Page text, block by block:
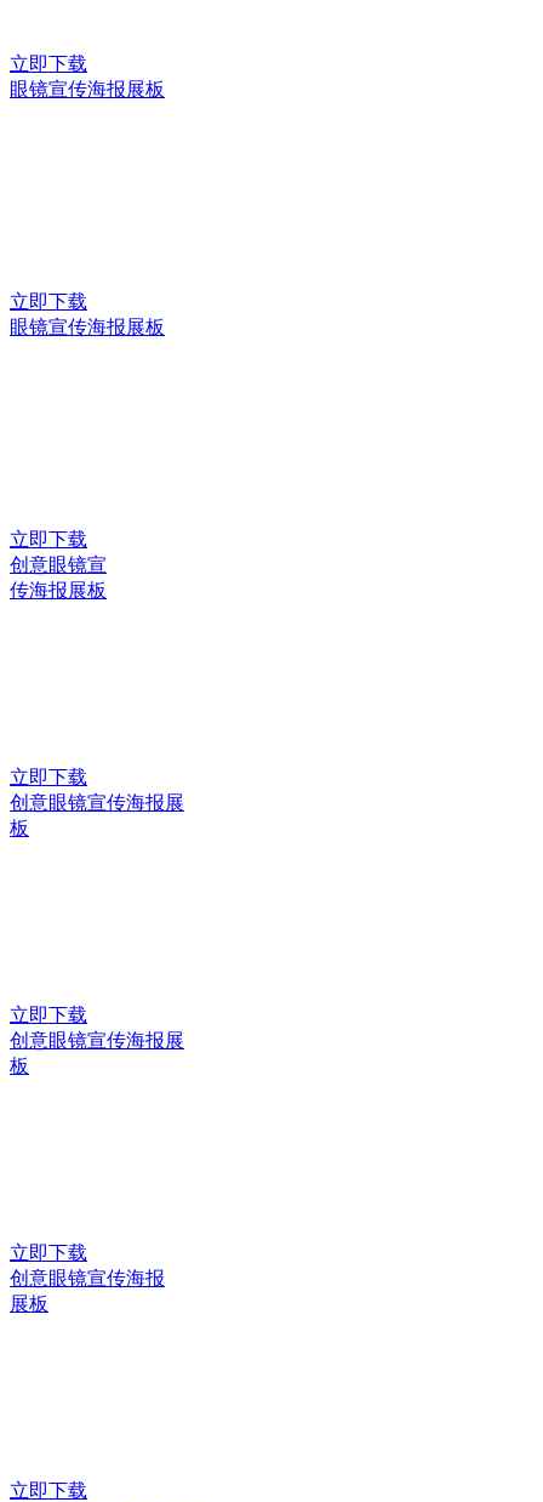
立即下载
眼镜宣传海报展板
立即下载
眼镜宣传海报展板
立即下载
创意眼镜宣
传海报展板
立即下载
创意眼镜宣传海报展
板
立即下载
创意眼镜宣传海报展
板
立即下载
创意眼镜宣传海报
展板
立即下载